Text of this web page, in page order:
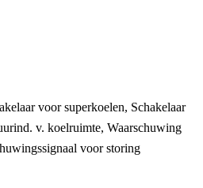
voor superkoelen, Schakelaar
v. koelruimte, Waarschuwing
voor storing